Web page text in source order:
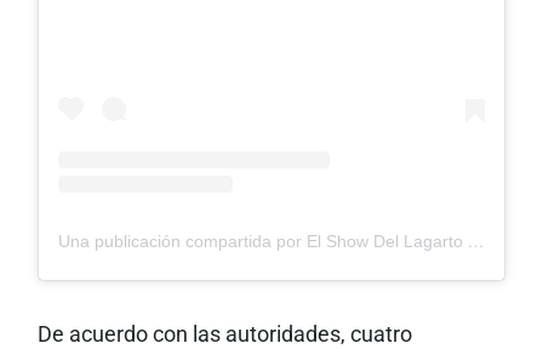
Una publicación compartida por El Show Del Lagarto 🦎 (@lagartoshowtv)
De acuerdo con las autoridades, cuatro